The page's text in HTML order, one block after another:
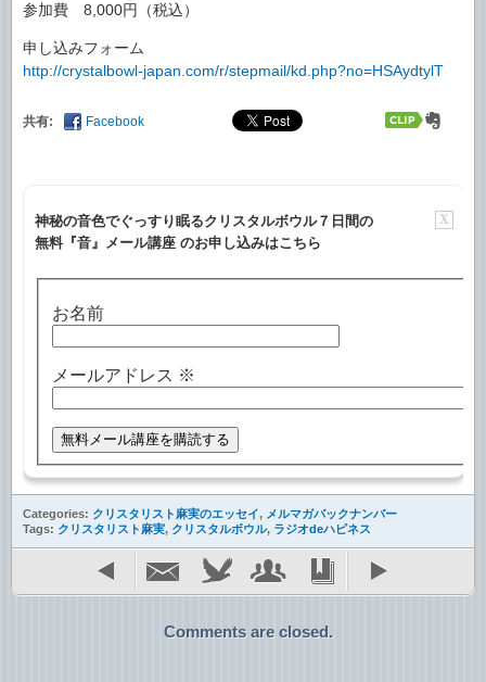
参加費 8,000円（税込）
申し込みフォーム
http://crystalbowl-japan.com/r/stepmail/kd.php?no=HSAydtylT
共有: Facebook
X
神秘の音色でぐっすり眠るクリスタルボウル７日間の
無料『音』メール講座 のお申し込みはこちら
お名前
メールアドレス ※
Categories: クリスタリスト麻実のエッセイ, メルマガバックナンバー
Tags: クリスタリスト麻実, クリスタルボウル, ラジオdeハピネス
Comments are closed.